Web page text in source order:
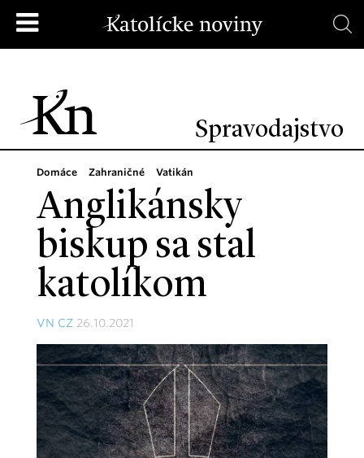
Spravodajstvo
Domáce Zahraničné Vatikán
Anglikánsky
biskup sa stal
katolíkom
VN CZ 26.10.2021